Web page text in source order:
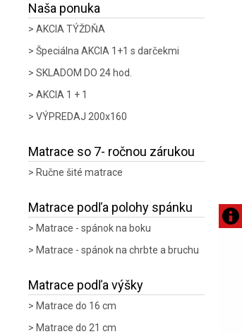
Naša ponuka
AKCIA TÝŽDŇA
Špeciálna AKCIA 1+1 s darčekmi
SKLADOM DO 24 hod.
AKCIA 1 + 1
VÝPREDAJ 200x160
Matrace so 7- ročnou zárukou
Ručne šité matrace
Matrace podľa polohy spánku
Matrace - spánok na boku
Matrace - spánok na chrbte a bruchu
Matrace podľa výšky
Matrace do 16 cm
Matrace do 21 cm